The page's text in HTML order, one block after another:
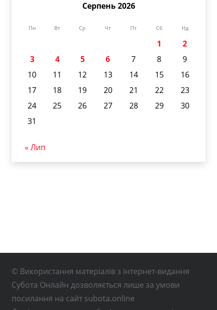
Серпень 2026
Пн Вт Ср Чт Пт Сб Нд
1
2
3
4 5 6 7 8
9
10
11 12 13 14 15
16
17
18 19 20 21 22
23
24
25 26 27 28 29
30
31
« Лип
© Використання матеріалів з інтернет-видання
Субота Онлайн дозволяється лише за умови
посилання на сайт subota.online